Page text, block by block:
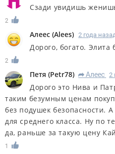
Сзади увидишь
2
Алеес (Alees) 2 года
Дорого, богато. Элита
2
Петя (Petr78) R Алеес 2
Дорого это Нива и
таким безумным ценам
без подушек безопасности.
для среднего класса. Ну по
да, раньше за такую цену
1